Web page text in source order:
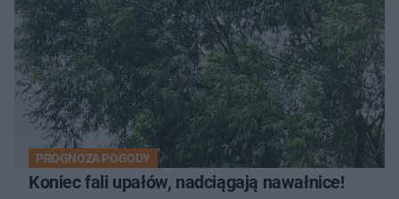
PROGNOZA POGODY
Koniec fali upałów, nadciągają nawałnice!